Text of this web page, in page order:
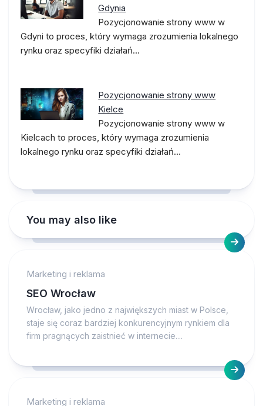
Gdynia
Pozycjonowanie strony www w
Gdyni to proces, który wymaga zrozumienia lokalnego
rynku oraz specyfiki działań…
Pozycjonowanie strony www
Kielce
Pozycjonowanie strony www w
Kielcach to proces, który wymaga zrozumienia
lokalnego rynku oraz specyfiki działań…
You may also like
Marketing i reklama
SEO Wrocław
Wrocław, jako jedno z największych miast w Polsce,
staje się coraz bardziej konkurencyjnym rynkiem dla
firm pragnących zaistnieć w internecie....
Marketing i reklama